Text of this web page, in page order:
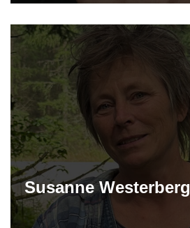
Susanne Westerberg